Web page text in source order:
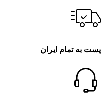
پست به تمام ایران